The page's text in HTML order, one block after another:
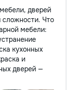
дверей
Что
мебели:
кухонных
и
дверей —